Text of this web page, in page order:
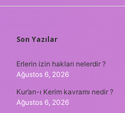
SIDEBAR
Son Yazılar
Erlerin izin hakları nelerdir ?
Ağustos 6, 2026
Kur’an-ı Kerim kavramı nedir ?
Ağustos 6, 2026